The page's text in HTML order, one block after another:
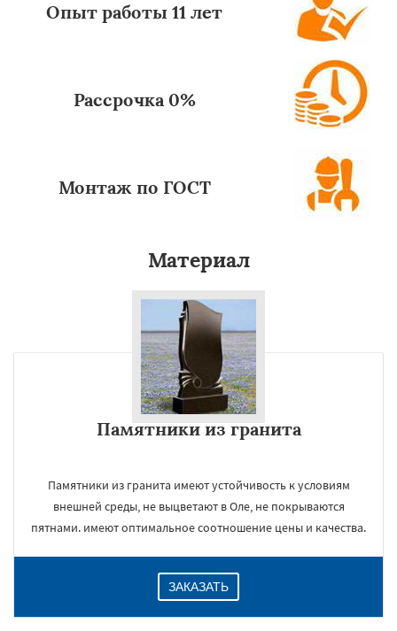
Опыт работы 11 лет
Рассрочка 0%
Монтаж по ГОСТ
Материал
Памятники из гранита
Памятники из гранита имеют устойчивость к условиям
внешней среды, не выцветают в Оле, не покрываются
пятнами. имеют оптимальное соотношение цены и качества.
ЗАКАЗАТЬ